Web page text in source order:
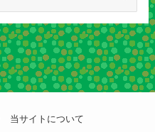
当サイトについて